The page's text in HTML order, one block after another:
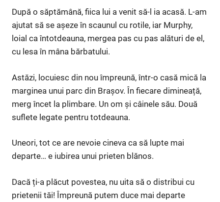
După o săptămână, fiica lui a venit să-l ia acasă. L-am
ajutat să se așeze în scaunul cu rotile, iar Murphy,
loial ca întotdeauna, mergea pas cu pas alături de el,
cu lesa în mâna bărbatului.
Astăzi, locuiesc din nou împreună, într-o casă mică la
marginea unui parc din Brașov. În fiecare dimineață,
merg încet la plimbare. Un om și câinele său. Două
suflete legate pentru totdeauna.
Uneori, tot ce are nevoie cineva ca să lupte mai
departe… e iubirea unui prieten blănos.
Dacă ți-a plăcut povestea, nu uita să o distribui cu
prietenii tăi! Împreună putem duce mai departe